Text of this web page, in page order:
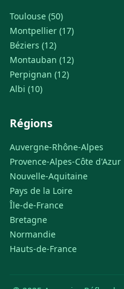
Toulouse (50)
Montpellier (17)
Béziers (12)
Montauban (12)
Perpignan (12)
Albi (10)
Régions
Auvergne-Rhône-Alpes
Provence-Alpes-Côte d'Azur
Nouvelle-Aquitaine
Pays de la Loire
Île-de-France
Bretagne
Normandie
Hauts-de-France